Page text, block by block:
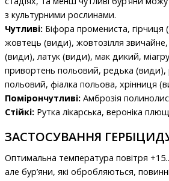
з культурними рослинами.
Чутливі: Біфора промениста,
жовтець (види), жовтозілля
(види), латук (види), мак дикий,
привортень польовий, редька
польовий, фіалка польова, хрінниця
Помірончутливі: Амброзія
Стійкі: Рутка лікарська, вероніка
ЗАСТОСУВАННЯ
Оптимальна температура повітря
але бур’яни, які обробляються,